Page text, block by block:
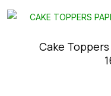
Cake